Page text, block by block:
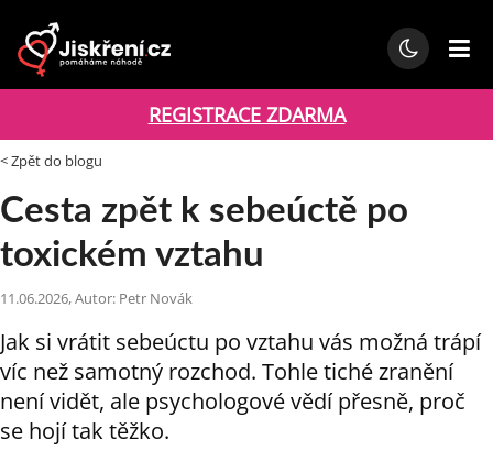
REGISTRACE ZDARMA
< Zpět do blogu
Cesta zpět k sebeúctě po
toxickém vztahu
11.06.2026, Autor: Petr Novák
Jak si vrátit sebeúctu po vztahu vás možná trápí
víc než samotný rozchod. Tohle tiché zranění
není vidět, ale psychologové vědí přesně, proč
se hojí tak těžko.